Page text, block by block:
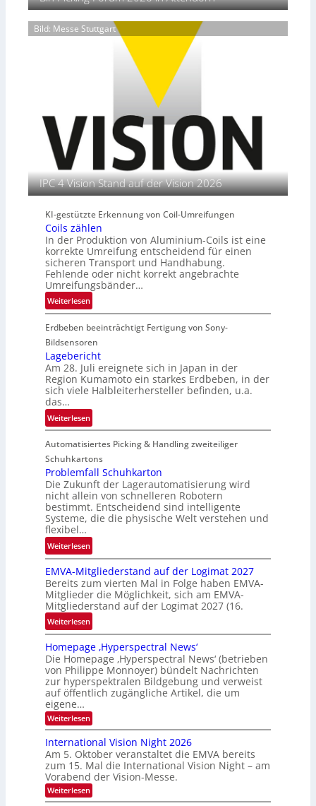
f
r
k
o
o
r
e
t
t
s
l
e
t
e
i
n
a
n
d
Bild: Messe Stuttgart
IPC 4 Vision Stand auf der Vision 2026
KI-gestützte Erkennung von Coil-Umreifungen
Coils zählen
In der Produktion von Aluminium-Coils ist eine
korrekte Umreifung entscheidend für einen
sicheren Transport und Handhabung.
Fehlende oder nicht korrekt angebrachte
Umreifungsbänder…
Weiterlesen:
C
o
i
l
s
z
ä
h
l
e
n
Erdbeben beeinträchtigt Fertigung von Sony-
Bildsensoren
Lagebericht
Am 28. Juli ereignete sich in Japan in der
Region Kumamoto ein starkes Erdbeben, in der
sich viele Halbleiterhersteller befinden, u.a.
das…
Weiterlesen:
L
a
g
e
b
e
r
i
c
h
Automatisiertes Picking & Handling zweiteiliger
Schuhkartons
Problemfall Schuhkarton
Die Zukunft der Lagerautomatisierung wird
nicht allein von schnelleren Robotern
bestimmt. Entscheidend sind intelligente
Systeme, die die physische Welt verstehen und
flexibel…
Weiterlesen:
P
r
o
b
l
e
f
a
l
l
c
h
u
h
k
a
r
EMVA-Mitgliederstand auf der Logimat 2027
Bereits zum vierten Mal in Folge haben EMVA-
Mitglieder die Möglichkeit, sich am EMVA-
Mitgliederstand auf der Logimat 2027 (16.
Weiterlesen:
E
M
V
A
-
i
t
g
l
i
e
d
Homepage ‚Hyperspectral News‘
Die Homepage ‚Hyperspectral News‘ (betrieben
von Philippe Monnoyer) bündelt Nachrichten
zur hyperspektralen Bildgebung und verweist
auf öffentlich zugängliche Artikel, die um
eigene…
Weiterlesen:
H
m
e
p
g
e
International Vision Night 2026
Am 5. Oktober veranstaltet die EMVA bereits
zum 15. Mal die International Vision Night – am
Vorabend der Vision-Messe.
Weiterlesen:
I